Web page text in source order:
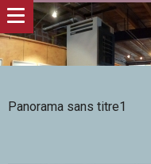
Panorama sans titre1